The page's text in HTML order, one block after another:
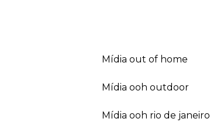
mídia out of home
mídia ooh outdoor
mídia ooh rio de janeiro